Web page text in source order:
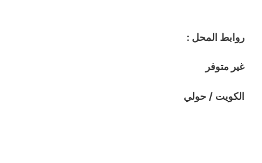
روابط المحل :
غير متوفر
الكويت / حولي